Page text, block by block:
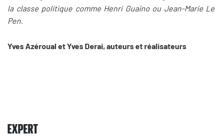
la classe politique comme Henri Guaino ou Jean-Marie Le
Pen.
Yves Azéroual et Yves Derai, auteurs et réalisateurs
EXPERT